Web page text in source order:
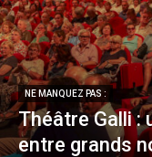
NE MANQUEZ PAS :
Théâtre Galli :
entre grands